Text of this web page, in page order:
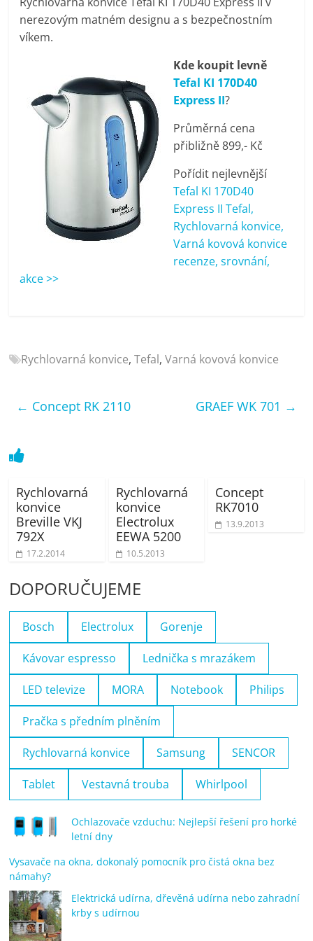
pračky,
televize,
notebooky,
mobilní
telefony,
kávovary,
OK,
televize,
telefony,
bazény
nerezovým matném designu a s bezpečnostním
víkem.
Kde koupit levně
Tefal KI 170D40
Express II?
Průměrná cena
přibližně 899,- Kč
Pořídit nejlevnější
Tefal KI 170D40
Express II Tefal,
Rychlovarná konvice,
Varná kovová konvice
recenze, srovnání,
akce >>
Rychlovarná konvice,Tefal,Varná kovová konvice
← Concept RK 2110 GRAEF WK 701 →
Rychlovarná
konvice
Breville VKJ
792X
17.2.2014
Rychlovarná
konvice
Electrolux
EEWA 5200
10.5.2013
Concept
RK7010
13.9.2013
DOPORUČUJEME
Bosch Electrolux Gorenje
Kávovar espresso Lednička s mrazákem
LED televize MORA Notebook Philips
Pračka s předním plněním
Rychlovarná konvice Samsung SENCOR
Tablet Vestavná trouba Whirlpool
Ochlazovače vzduchu: Nejlepší řešení pro horké
letní dny
Vysavače na okna, dokonalý pomocník pro čistá okna bez
námahy?
Elektrická udírna, dřevěná udírna nebo zahradní
krby s udírnou